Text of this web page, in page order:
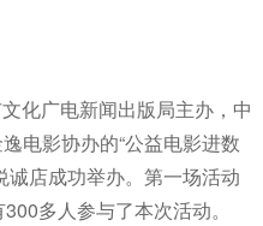
化广电新闻出版局主办，中
电影协办的“公益电影进数
诚店成功举办。第一场活动
多人参与了本次活动。